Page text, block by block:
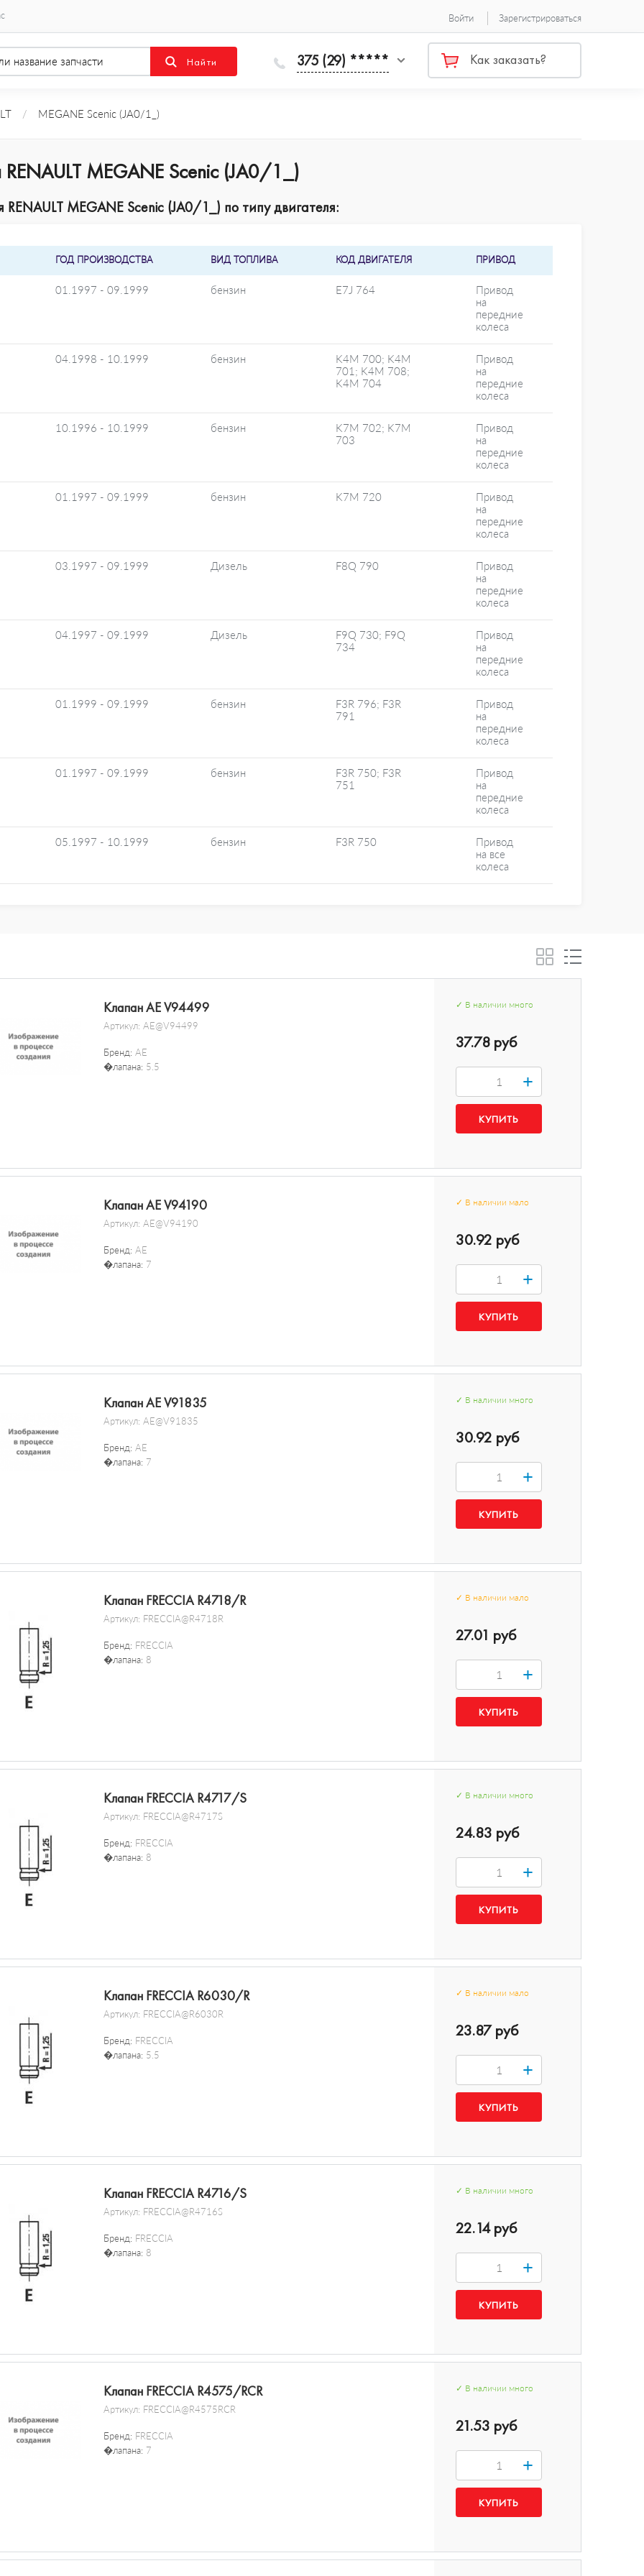
Войти Зарегистрироваться
375 (29) ***** Как заказать?
/ MEGANE Scenic (JA0/1_)
MEGANE Scenic (JA0/1_)
MEGANE Scenic (JA0/1_) по типу двигателя:
ГОД ПРОИЗВОДСТВА ВИД ТОПЛИВА КОД ДВИГАТЕЛЯ ПРИВОД
01.1997 - 09.1999 бензин E7J 764
Привод
на
передние
колеса
04.1998 - 10.1999 бензин
K4M 700; K4M
701; K4M 708;
K4M 704
Привод
на
передние
колеса
10.1996 - 10.1999 бензин
K7M 702; K7M
703
Привод
на
передние
колеса
01.1997 - 09.1999 бензин K7M 720
Привод
на
передние
колеса
03.1997 - 09.1999 Дизель F8Q 790
Привод
на
передние
колеса
04.1997 - 09.1999 Дизель
F9Q 730; F9Q
734
Привод
на
передние
колеса
01.1999 - 09.1999 бензин
F3R 796; F3R
791
Привод
на
передние
колеса
01.1997 - 09.1999 бензин
F3R 750; F3R
751
Привод
на
передние
колеса
05.1997 - 10.1999 бензин F3R 750
Привод
на все
колеса
Клапан AE V94499
Артикул: AE@V94499
Бренд: AE
�лапана: 5.5
✓ В наличии много
37.78 руб
+
Клапан AE V94190
Артикул: AE@V94190
Бренд: AE
�лапана: 7
✓ В наличии мало
30.92 руб
+
Клапан AE V91835
Артикул: AE@V91835
Бренд: AE
�лапана: 7
✓ В наличии много
30.92 руб
+
Клапан FRECCIA R4718/R
Артикул: FRECCIA@R4718R
Бренд: FRECCIA
�лапана: 8
✓ В наличии мало
27.01 руб
+
Клапан FRECCIA R4717/S
Артикул: FRECCIA@R4717S
Бренд: FRECCIA
�лапана: 8
✓ В наличии много
24.83 руб
+
Клапан FRECCIA R6030/R
Артикул: FRECCIA@R6030R
Бренд: FRECCIA
�лапана: 5.5
✓ В наличии мало
23.87 руб
+
Клапан FRECCIA R4716/S
Артикул: FRECCIA@R4716S
Бренд: FRECCIA
�лапана: 8
✓ В наличии много
22.14 руб
+
Клапан FRECCIA R4575/RCR
Артикул: FRECCIA@R4575RCR
Бренд: FRECCIA
�лапана: 7
✓ В наличии много
21.53 руб
+